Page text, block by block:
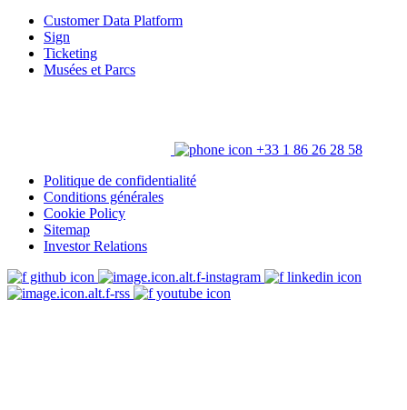
Customer Data Platform
Sign
Ticketing
Musées et Parcs
+33 1 86 26 28 58
Politique de confidentialité
Conditions générales
Cookie Policy
Sitemap
Investor Relations